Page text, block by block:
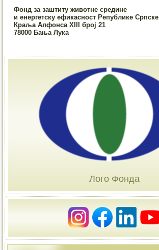
Фонд за заштиту животне средине
и енергетску ефикасност Републике Српске
Краља Алфонса XIII број 21
78000 Бања Лука
Лого Фонда